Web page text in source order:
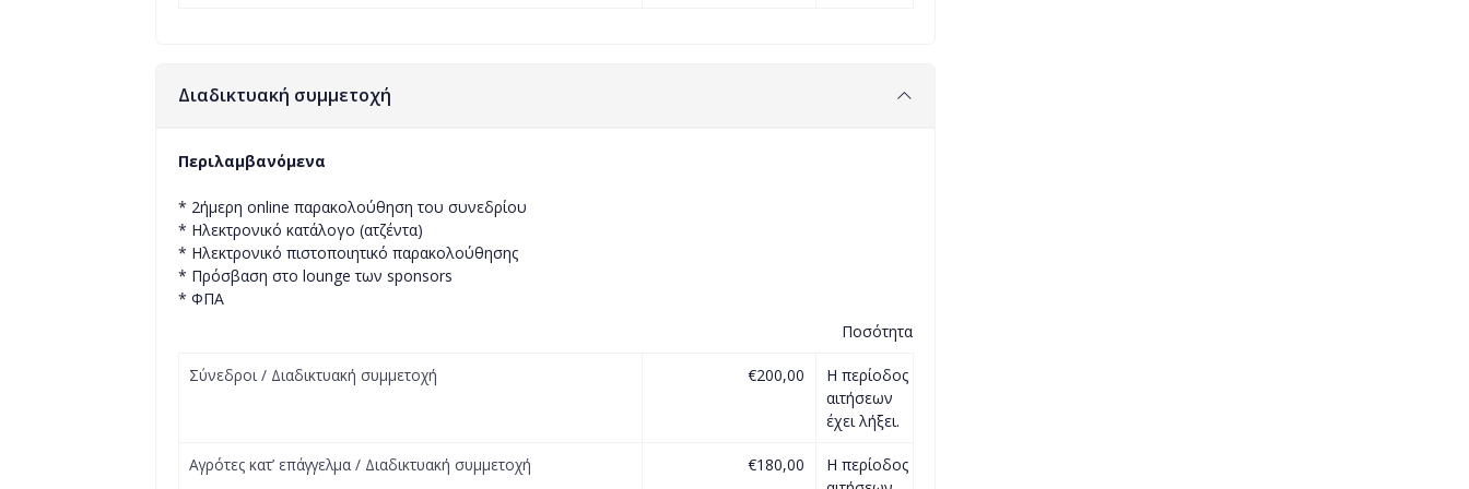
Διαδικτυακή συμμετοχή
Περιλαμβανόμενα
* 2ήμερη online παρακολούθηση του συνεδρίου
* Ηλεκτρονικό κατάλογο (ατζέντα)
* Ηλεκτρονικό πιστοποιητικό παρακολούθησης
* Πρόσβαση στο lounge των sponsors
* ΦΠΑ
Ποσότητα
Σύνεδροι / Διαδικτυακή συμμετοχή €200,00
Η περίοδος
αιτήσεων
έχει λήξει.
Αγρότες κατ’ επάγγελμα / Διαδικτυακή συμμετοχή €180,00
Η περίοδος